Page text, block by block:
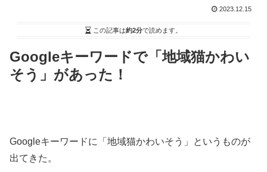
2023.12.15
この記事は約2分で読めます。
Googleキーワードで「地域猫かわい
そう」があった！
Googleキーワードに「地域猫かわいそう」というものが
出てきた。